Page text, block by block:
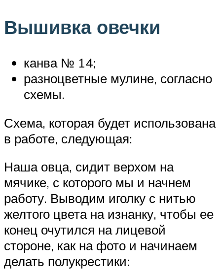
Вышивка овечки
канва № 14;
разноцветные мулине, согласно
схемы.
Схема, которая будет использована
в работе, следующая:
Наша овца, сидит верхом на
мячике, с которого мы и начнем
работу. Выводим иголку с нитью
желтого цвета на изнанку, чтобы ее
конец очутился на лицевой
стороне, как на фото и начинаем
делать полукрестики: